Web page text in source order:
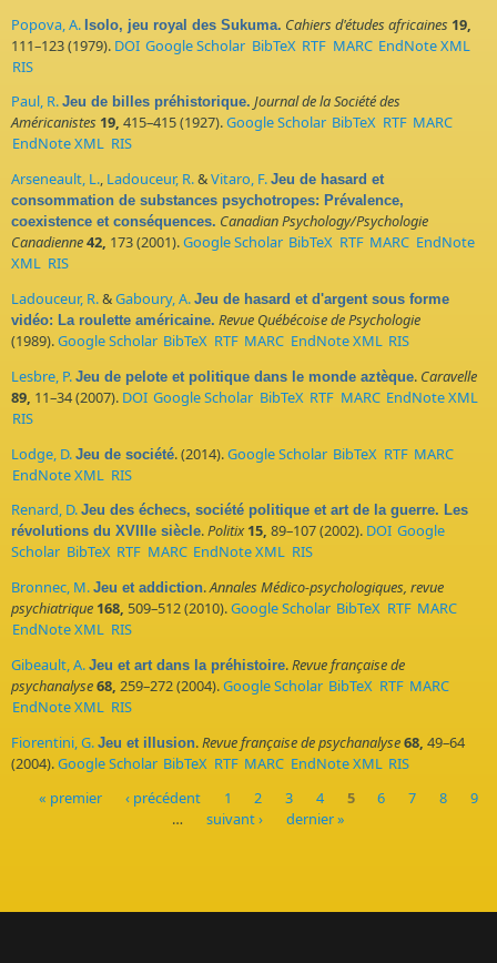
Popova, A. Isolo, jeu royal des Sukuma. Cahiers d'études africaines 19,
111–123 (1979). DOI Google Scholar BibTeX RTF MARC EndNote XML
RIS
Paul, R. Jeu de billes préhistorique. Journal de la Société des
Américanistes 19, 415–415 (1927).Google Scholar BibTeX RTF MARC
EndNote XML RIS
Arseneault, L., Ladouceur, R.&Vitaro, F. Jeu de hasard et
consommation de substances psychotropes: Prévalence,
coexistence et conséquences. Canadian Psychology/Psychologie
Canadienne42, 173 (2001).Google Scholar BibTeX RTF MARC EndNote
XML RIS
Ladouceur, R.&Gaboury, A. Jeu de hasard et d'argent sous forme
vidéo: La roulette américaine. Revue Québécoise de Psychologie
(1989).Google Scholar BibTeX RTF MARC EndNote XML RIS
Lesbre, P. Jeu de pelote et politique dans le monde aztèque. Caravelle
89, 11–34 (2007). DOI Google Scholar BibTeX RTF MARC EndNote XML
RIS
Lodge, D. Jeu de société. (2014).Google Scholar BibTeX RTF MARC
EndNote XML RIS
Renard, D. Jeu des échecs, société politique et art de la guerre. Les
révolutions du XVIIIe siècle.Politix 15, 89–107 (2002). DOI Google
Scholar BibTeX RTF MARC EndNote XML RIS
Bronnec, M. Jeu et addiction.Annales Médico-psychologiques, revue
psychiatrique 168, 509–512 (2010).Google Scholar BibTeX RTF MARC
EndNote XML RIS
Gibeault, A. Jeu et art dans la préhistoire.Revue française de
psychanalyse68, 259–272 (2004).Google Scholar BibTeX RTF MARC
EndNote XML RIS
Fiorentini, G. Jeu et illusion.Revue française de psychanalyse68, 49–64
(2004).Google Scholar BibTeX RTF MARC EndNote XML RIS
« premier ‹ précédent 1 2 3 4 5 6 7 8
9
…
suivant › dernier »